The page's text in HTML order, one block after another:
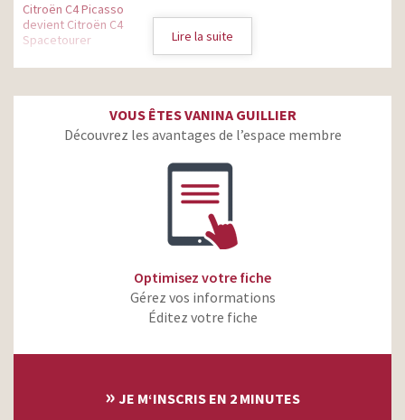
Citroën C4 Picasso
devient Citroën C4
Spacetourer
Citroën C 4 Picasso –
– 2017
Citroën SpaceTourer &
copywriter
copywriter
copywriter
Citroen DS3 – les Jumelles
copywriter
Lire la suite
VOUS ÊTES VANINA GUILLIER
Découvrez les avantages de l’espace membre
Optimisez votre fiche
Gérez vos informations
Éditez votre fiche
» JE M‘INSCRIS EN 2 MINUTES